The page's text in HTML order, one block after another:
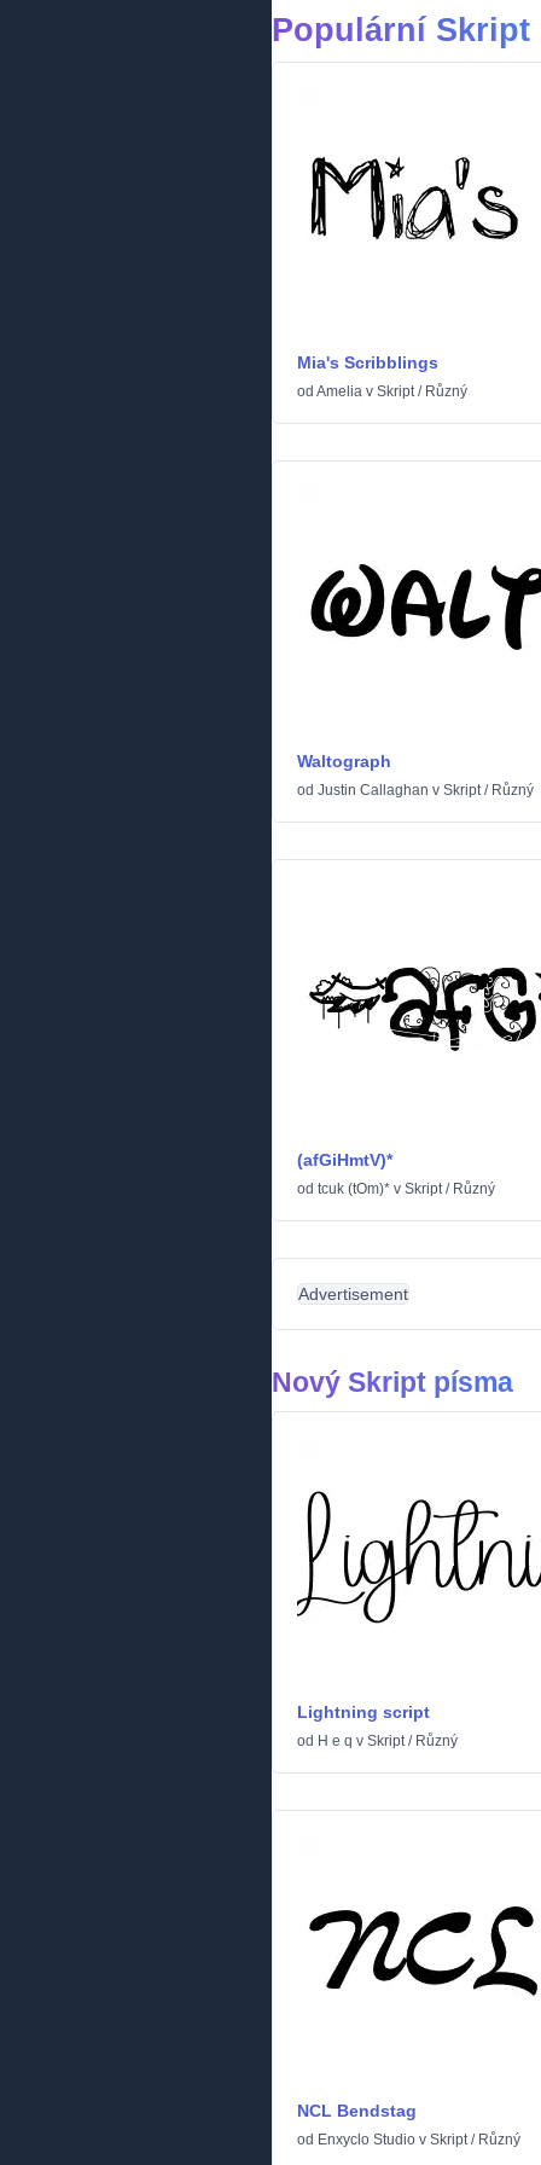
Populární Skript
Mia's Scribblings
od Amelia v Skript/ Různý
Waltograph
od Justin Callaghan v Skript/ Různý
(afGiHmtV)*
od tcuk (tOm)* v Skript/ Různý
Advertisement
Nový Skript písma
Lightning script
od H e q v Skript/ Různý
NCL Bendstag
od Enxyclo Studio v Skript/ Různý